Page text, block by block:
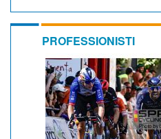
PROFESSIONISTI